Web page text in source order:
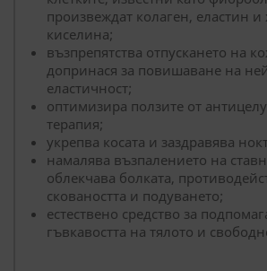
произвеждат колаген, еластин
киселина;
възпрепятства отпускането на
допринася за повишаване на
еластичност;
оптимизира ползите от
терапия;
укрепва косата и заздравява
намалява възпалението на
облекчава болката,
сковаността и подуването;
естествено средство за
гъвкавостта на тялото и